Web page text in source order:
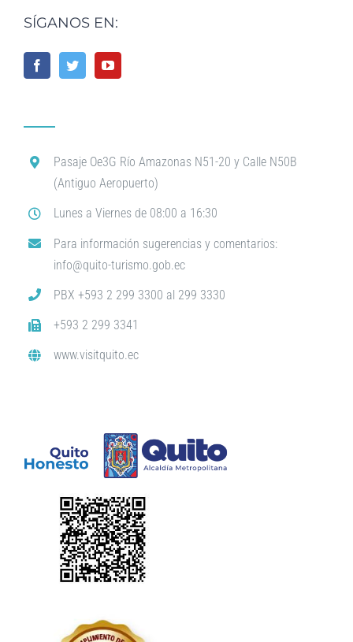
SÍGANOS EN:
Pasaje Oe3G Río Amazonas N51-20 y Calle N50B
(Antiguo Aeropuerto)
Lunes a Viernes de 08:00 a 16:30
Para información sugerencias y comentarios:
info@quito-turismo.gob.ec
PBX +593 2 299 3300 al 299 3330
+593 2 299 3341
www.visitquito.ec